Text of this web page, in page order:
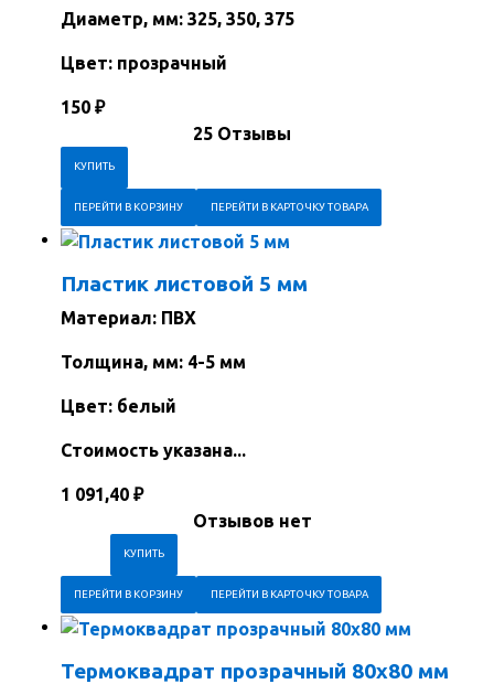
Диаметр, мм: 325, 350, 375
Цвет: прозрачный
150 ₽
25 Отзывы
ПЕРЕЙТИ В КОРЗИНУ ПЕРЕЙТИ В КАРТОЧКУ ТОВАРА
Пластик листовой 5 мм
Материал: ПВХ
Толщина, мм: 4-5 мм
Цвет: белый
Стоимость указана...
1 091,40 ₽
Отзывов нет
ПЕРЕЙТИ В КОРЗИНУ ПЕРЕЙТИ В КАРТОЧКУ ТОВАРА
Термоквадрат прозрачный 80х80 мм